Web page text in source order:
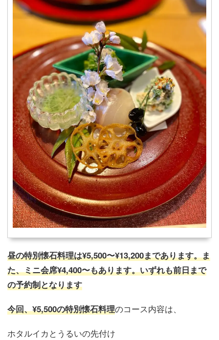
昼の特別懐石料理は¥5,500〜¥13,200まであります。ま
た、ミニ会席¥4,400〜もあります。いずれも前日まで
の予約制となります
今回、¥5,500の特別懐石料理のコース内容は、
ホタルイカとうるいの先付け